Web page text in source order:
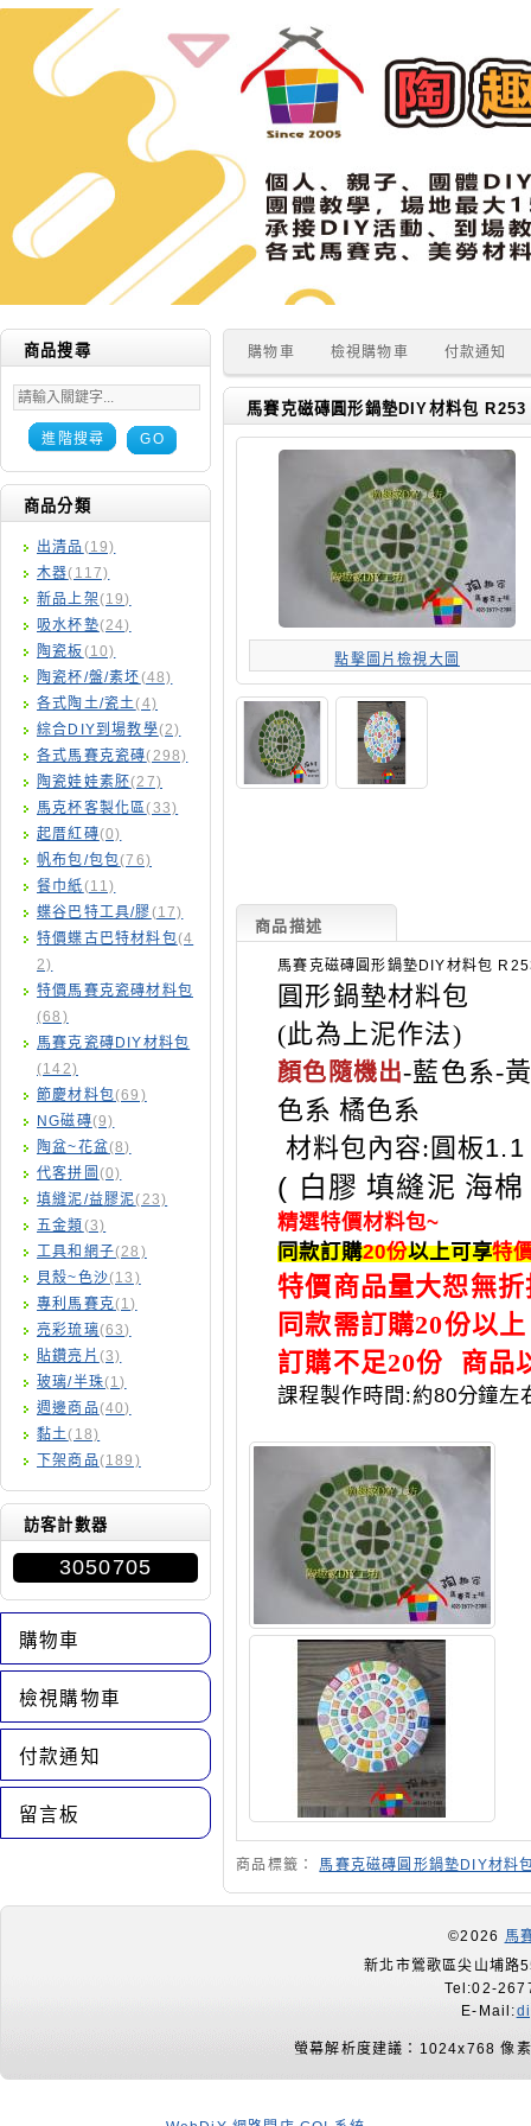
商品搜尋
進階搜尋 GO
商品分類
出清品 (19)
木器(117)
新品上架(19)
吸水杯墊(24)
陶瓷板 (10)
陶瓷杯/盤/素坯(48)
各式陶土/瓷土(4)
綜合DIY到場教學(2)
各式馬賽克瓷磚(298)
陶瓷娃娃素胚(27)
馬克杯客製化區(33)
起厝紅磚(0)
帆布包/包包(76)
餐巾紙(11)
蝶谷巴特工具/膠(17)
特價蝶古巴特材料包(4
2)
特價馬賽克瓷磚材料包
(68)
馬賽克瓷磚DIY材料包
(142)
節慶材料包(69)
NG磁磚(9)
陶盆~花盆(8)
代客拼圖 (0)
填縫泥/益膠泥(23)
五金類 (3)
工具和網子(28)
貝殼~色沙(13)
專利馬賽克(1)
亮彩琉璃(63)
貼鑽亮片 (3)
玻璃/半珠(1)
週邊商品(40)
黏土(18)
下架商品(189)
訪客計數器
3050705
購物車
檢視購物車
付款通知
留言板
購物車 檢視購物車 付款通知
馬賽克磁磚圓形鍋墊DIY材料包 R253
點擊圖片檢視大圖
商品描述
馬賽克磁磚圓形鍋墊DIY材料包
圓形鍋墊材料包
(此為上泥作法)
顏色隨機出-藍色系-
色系 橘色系
材料包內容: 圓板1.1
( 白膠 填縫泥 海
精選特價材料包~
同款訂購20份以上可享特
特價商品量大恕無折
同款需訂購20份以
訂購不足20份 商品
課程製作時間 :約80分鐘左
商品標籤： 馬賽克磁磚圓形鍋墊DIY材料
©2026 馬
新北市鶯歌區尖山埔路
Tel:02-
E-Mail:
螢幕解析度建議：1024x768 像